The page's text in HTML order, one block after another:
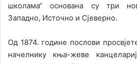
школама“ основана су три
Западно, Источно и Сјеверно.
Од 1874. године послови
начелнику кња-жеве